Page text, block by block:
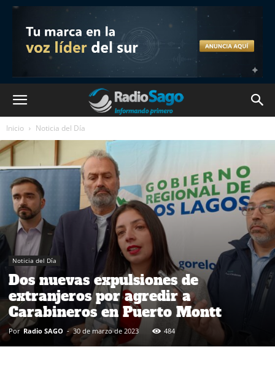
Inicio Noticia del Día
Noticia del Día
Dos nuevas expulsiones de
extranjeros por agredir a
Carabineros en Puerto Montt
Por Radio SAGO - 30 de marzo de 2023 484